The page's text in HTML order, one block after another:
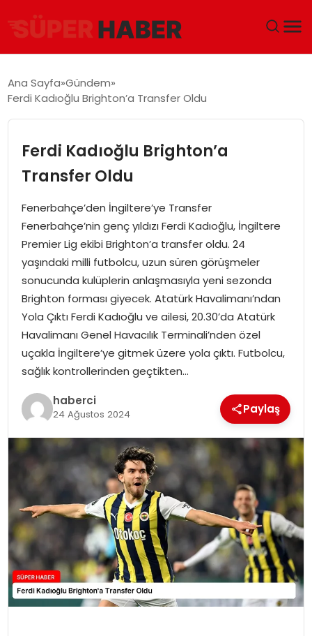
DÜNYA
EĞITIM
EKONOMI
MAGAZIN
SAĞLIK
SIYASET
SPOR
TEKNOLOJI
Ana Sayfa Gündem
Ferdi Kadıoğlu Brighton’a Transfer Oldu
Ferdi Kadıoğlu Brighton’a
Transfer Oldu
Fenerbahçe’den İngiltere’ye Transfer
Fenerbahçe’nin genç yıldızı Ferdi Kadıoğlu, İngiltere
Premier Lig ekibi Brighton’a transfer oldu. 24
yaşındaki milli futbolcu, uzun süren görüşmeler
sonucunda kulüplerin anlaşmasıyla yeni sezonda
Brighton forması giyecek. Atatürk Havalimanı’ndan
Yola Çıktı Ferdi Kadıoğlu ve ailesi, 20.30’da Atatürk
Havalimanı Genel Havacılık Terminali’nden özel
uçakla İngiltere’ye gitmek üzere yola çıktı. Futbolcu,
sağlık kontrollerinden geçtikten…
haberci
24 Ağustos 2024 Paylaş